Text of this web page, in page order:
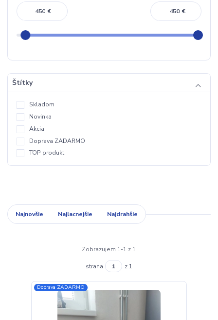
€ €
Štítky
Skladom
Novinka
Akcia
Doprava ZADARMO
TOP produkt
Najnovšie Najlacnejšie Najdrahšie
Zobrazujem 1-1 z 1
strana z 1
Doprava ZADARMO